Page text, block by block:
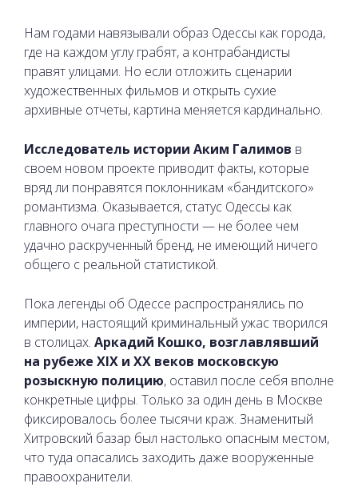
Нам годами навязывали образ Одессы как города,
где на каждом углу грабят, а контрабандисты
правят улицами. Но если отложить сценарии
художественных фильмов и открыть сухие
архивные отчеты, картина меняется кардинально.
Исследователь истории Аким Галимов в
своем новом проекте приводит факты, которые
вряд ли понравятся поклонникам «бандитского»
романтизма. Оказывается, статус Одессы как
главного очага преступности — не более чем
удачно раскрученный бренд, не имеющий ничего
общего с реальной статистикой.
Пока легенды об Одессе распространялись по
империи, настоящий криминальный ужас творился
в столицах. Аркадий Кошко, возглавлявший
на рубеже XIX и XX веков московскую
розыскную полицию, оставил после себя вполне
конкретные цифры. Только за один день в Москве
фиксировалось более тысячи краж. Знаменитый
Хитровский базар был настолько опасным местом,
что туда опасались заходить даже вооруженные
правоохранители.